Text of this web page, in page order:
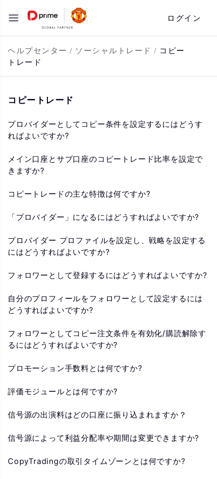
ン
テ
ン
へ
ッ
プ
ログイン
ヘルプセンター / ソーシャルトレード / コピー
トレード
コピートレード
プロバイダーとしてコピー条件を設定するにはどうす
ればよいですか?
メイン口座とサブ口座のコピートレード比率を設定で
きますか?
コピートレードの主な特徴は何ですか?
「プロバイダー」になるにはどうすればよいですか?
プロバイダー プロファイルを設定し、戦略を設定する
にはどうすればよいですか?
フォロワーとして登録するにはどうすればよいですか?
自分のプロフィールをフォロワーとして設定するには
どうすればよいですか?
フォロワーとしてコピー注文条件を有効化/購読解除す
るにはどうすればよいですか?
プロモーション手数料とは何ですか?
評価モジュールとは何ですか?
信号源の出演料はどの口座に振り込まれますか？
信号源によって利益分配率や期間は変更できますか?
CopyTradingの取引タイムゾーンとは何ですか?